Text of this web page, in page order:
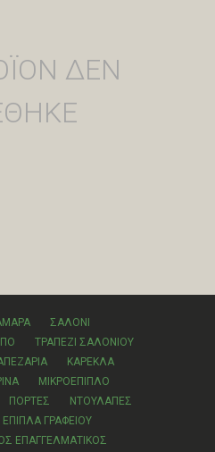
ΔΕΝ
ΣΑΛΟΝΙ
ΤΡΑΠΕΖΙ ΣΑΛΟΝΙΟΥ
ΚΑΡΕΚΛΑ
ΜΙΚΡΟΕΠΙΠΛΟ
ΠΟΡΤΕΣ
ΝΤΟΥΛΑΠΕΣ
ΕΠΙΠΛΑ ΓΡΑΦΕΙΟΥ
ΕΠΑΓΓΕΛΜΑΤΙΚΟΣ